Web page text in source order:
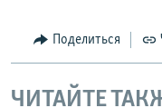
Поделиться
ЧИТАЙТЕ